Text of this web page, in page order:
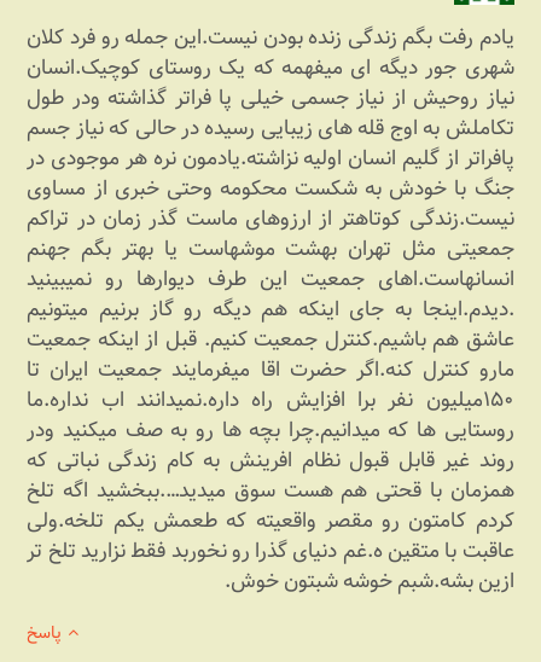
یادم رفت بگم زندگی زنده بودن نیست.این جمله رو فرد کلان
شهری جور دیگه ای میفهمه که یک روستای کوچیک.انسان
نیاز روحیش از نیاز جسمی خیلی پا فراتر گذاشته ودر طول
تکاملش به اوج قله های زیبایی رسیده در حالی که نیاز جسم
پافراتر از گلیم انسان اولیه نزاشته.یادمون نره هر موجودی در
جنگ با خودش به شکست محکومه وحتی خبری از مساوی
نیست.زندگی کوتاهتر از ارزوهای ماست گذر زمان در تراکم
جمعیتی مثل تهران بهشت موشهاست یا بهتر بگم جهنم
انسانهاست.اهای جمعیت این طرف دیوارها رو نمیبینید
.دیدم.اینجا به جای اینکه هم دیگه رو گاز برنیم میتونیم
عاشق هم باشیم.کنترل جمعیت کنیم. قبل از اینکه جمعیت
مارو کنترل کنه.اگر حضرت اقا میفرمایند جمعیت ایران تا
۱۵۰میلیون نفر برا افزایش راه داره.نمیدانند اب نداره.ما
روستایی ها که میدانیم.چرا بچه ها رو به صف میکنید ودر
روند غیر قابل قبول نظام افرینش به کام زندگی نباتی که
همزمان با قحتی هم هست سوق میدید….ببخشید اگه تلخ
کردم کامتون رو مقصر واقعیته که طعمش یکم تلخه.ولی
عاقبت با متقین ه.غم دنیای گذرا رو نخوربد فقط نزارید تلخ تر
ازین بشه.شبم خوشه شبتون خوش.
پاسخ